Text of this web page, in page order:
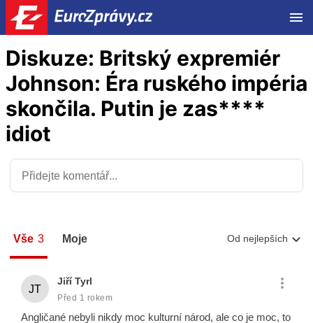
Diskuze: Britský expremiér
Johnson: Éra ruského impéria
skončila. Putin je zas****
idiot